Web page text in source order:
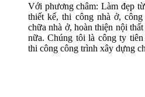
Với phương châm: Làm đẹp
thiết kế, thi công nhà ở,
chữa nhà ở, hoàn thiện nội
nữa. Chúng tôi là công ty
thi công công trình xây dựng